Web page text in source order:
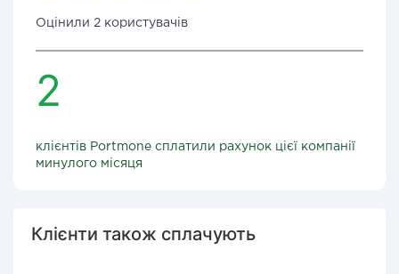
Оцінили 2 користувачів
2
клієнтів Portmone сплатили рахунок цієї компанії
минулого місяця
Клієнти також сплачують